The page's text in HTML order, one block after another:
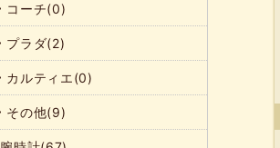
コーチ(0)
プラダ(2)
カルティエ(0)
その他(9)